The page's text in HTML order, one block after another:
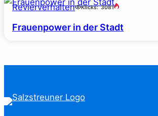
Revierverhalten Klicks: 3081
Frauenpower in der Stadt